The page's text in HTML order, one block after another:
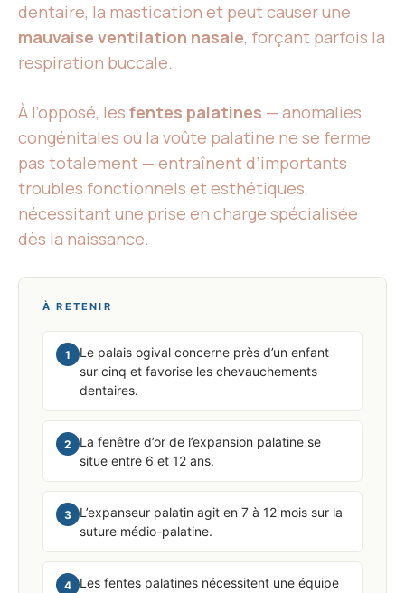
dentaire, la mastication et peut causer une
mauvaise ventilation nasale, forçant parfois la
respiration buccale.
À l’opposé, les fentes palatines — anomalies
congénitales où la voûte palatine ne se ferme
pas totalement — entraînent d’importants
troubles fonctionnels et esthétiques,
nécessitantune prise en charge spécialisée
dès la naissance.
À RETENIR
1
Le palais ogival concerne près d’un enfant
sur cinq et favorise les chevauchements
dentaires.
2
La fenêtre d’or de l’expansion palatine se
situe entre 6 et 12 ans.
3
L’expanseur palatin agit en 7 à 12 mois sur la
suture médio-palatine.
4
Les fentes palatines nécessitent une équipe